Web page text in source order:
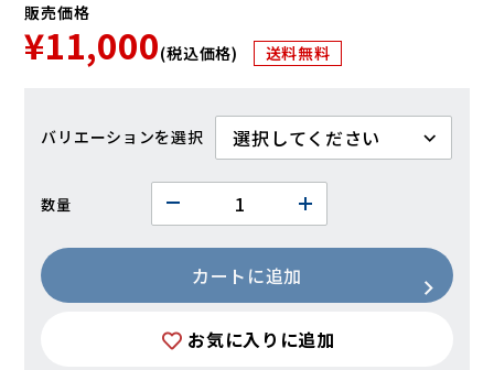
販売価格
¥11,000(税込価格) 送料無料
バリエーション
数量
カートに追加
お気に入りに追加